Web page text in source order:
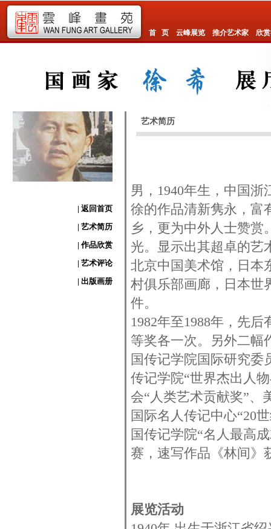
首 页 云峰展览 推介艺术家 欣
| 返回首页
| 艺术简历
| 作品欣赏
| 艺术评论
| 出版画册
艺术简历
男，1940年生，中国
徐的作品清新隽永，富
乡，更为中外人士赞赏
光。显示出其超卓的艺
北京中国美术馆，日本
村俱乐部画廊，日本世
件。
1982年至1988年，先
等奖各一次。另外二幅
国传记学院国际研究委
传记学院“世界杰出人
会“人类艺术贡献奖”、
国际名人传记中心“20
国传记学院“名人最高
赛，速写作品《林间》
展览活动